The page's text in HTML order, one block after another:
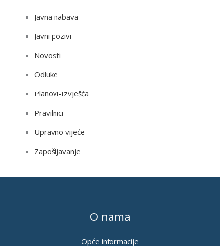
Javna nabava
Javni pozivi
Novosti
Odluke
Planovi-Izvješća
Pravilnici
Upravno vijeće
Zapošljavanje
O nama
Opće informacije